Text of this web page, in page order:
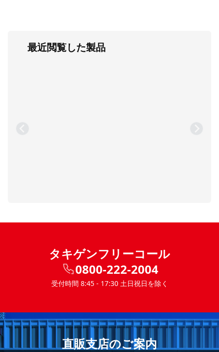
最近閲覧した製品
タキゲンフリーコール
0800-222-2004
受付時間 8:45 - 17:30 土日祝日を除く
直販支店のご案内